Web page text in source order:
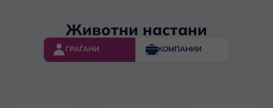
Животни настани
ГРАЃАНИ КОМПАНИИ